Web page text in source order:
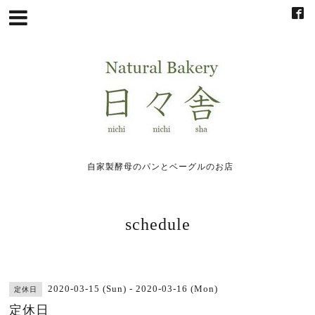
自家製酵母のパンとベーグルのお店
schedule
定休日 2020-03-15 (Sun) - 2020-03-16 (Mon)
定休日